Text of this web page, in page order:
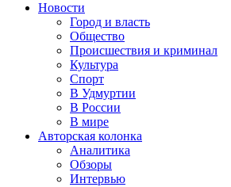
Новости
Город и власть
Общество
Происшествия и криминал
Культура
Спорт
В Удмуртии
В России
В мире
Авторская колонка
Аналитика
Обзоры
Интервью